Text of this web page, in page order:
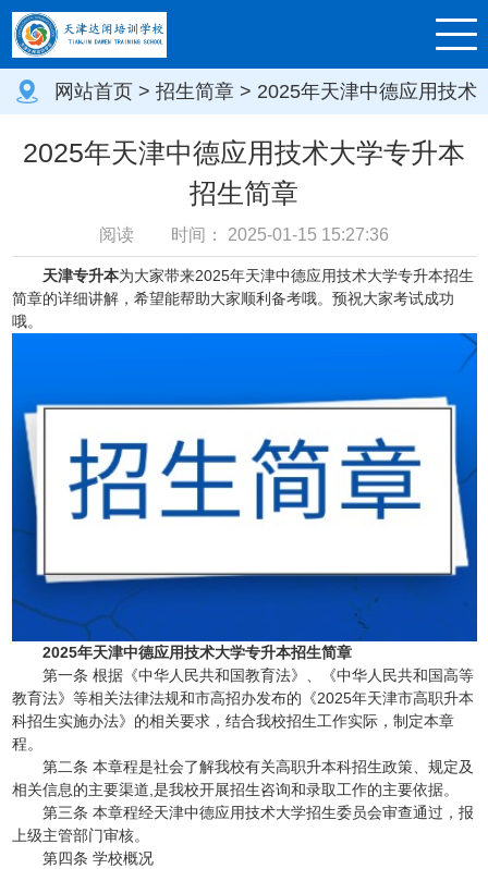
网站首页 > 招生简章 > 2025年天津中德应用技术
大学专升本招生简章
2025年天津中德应用技术大学专升本
招生简章
阅读 时间： 2025-01-15 15:27:36
天津专升本为大家带来2025年天津中德应用技术大学专升本招生
简章的详细讲解，希望能帮助大家顺利备考哦。预祝大家考试成功
哦。
2025年天津中德应用技术大学专升本招生简章
第一条 根据《中华人民共和国教育法》、《中华人民共和国高等
教育法》等相关法律法规和市高招办发布的《2025年天津市高职升本
科招生实施办法》的相关要求，结合我校招生工作实际，制定本章
程。
第二条 本章程是社会了解我校有关高职升本科招生政策、规定及
相关信息的主要渠道,是我校开展招生咨询和录取工作的主要依据。
第三条 本章程经天津中德应用技术大学招生委员会审查通过，报
上级主管部门审核。
第四条 学校概况